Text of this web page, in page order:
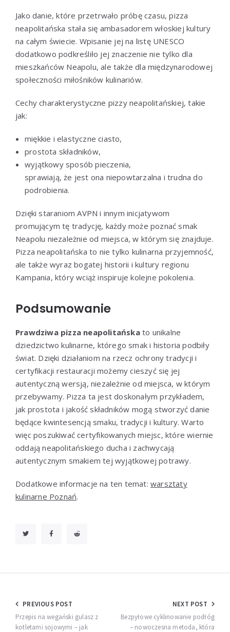
Jako danie, które przetrwało próbę czasu, pizza
neapolitańska stała się ambasadorem włoskiej kultury
na całym świecie. Wpisanie jej na listę UNESCO
dodatkowo podkreśliło jej znaczenie nie tylko dla
mieszkańców Neapolu, ale także dla międzynarodowej
społeczności miłośników kulinariów.
Cechy charakterystyczne pizzy neapolitańskiej, takie
jak:
miękkie i elastyczne ciasto,
prostota składników,
wyjątkowy sposób pieczenia,
sprawiają, że jest ona niepowtarzalna i trudna do
podrobienia.
Dzięki staraniom AVPN i innym inicjatywom
promującym tę tradycję, każdy może poznać smak
Neapolu niezależnie od miejsca, w którym się znajduje.
Pizza neapolitańska to nie tylko kulinarna przyjemność,
ale także wyraz bogatej historii i kultury regionu
Kampania, który wciąż inspiruje kolejne pokolenia.
Podsumowanie
Prawdziwa pizza neapolitańskato unikalne
dziedzictwo kulinarne, którego smak i historia podbiły
świat. Dzięki działaniom na rzecz ochrony tradycji i
certyfikacji restauracji możemy cieszyć się jej
autentyczną wersją, niezależnie od miejsca, w którym
przebywamy. Pizza ta jest doskonałym przykładem,
jak prostota i jakość składników mogą stworzyć danie
będące kwintesencją smaku, tradycji i kultury. Warto
więc poszukiwać certyfikowanych miejsc, które wiernie
oddają neapolitańskiego ducha i zachwycają
autentycznym smakiem tej wyjątkowej potrawy.
Dodatkowe informacje na ten temat: warsztaty
kulinarne Poznań.
Nawigacja
wpisu
PREVIOUS POST
Przepis na wegański gulasz z
kotletami sojowymi – jak
NEXT POST
Bezpyłowe cyklinowanie podłóg
– nowoczesna metoda, która